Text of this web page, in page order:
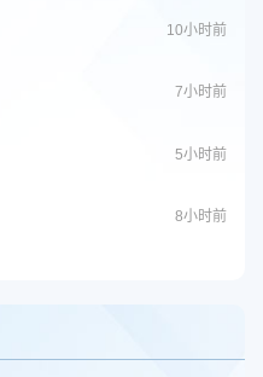
10小时前
7小时前
5小时前
8小时前